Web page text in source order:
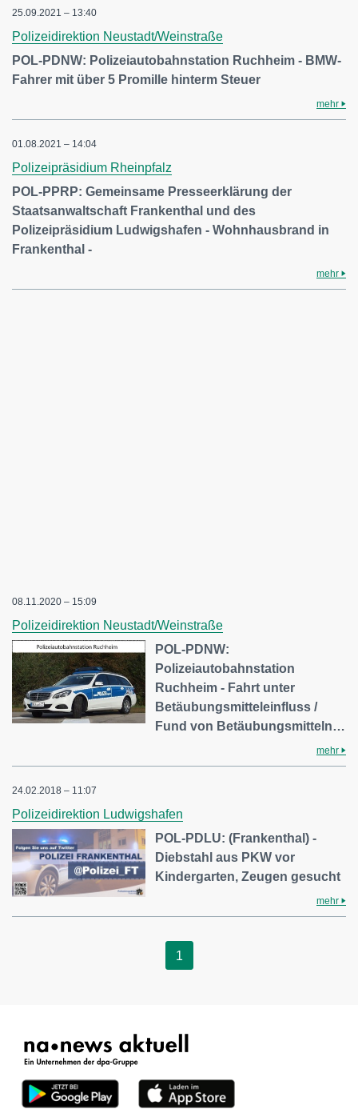
25.09.2021 – 13:40
Polizeidirektion Neustadt/Weinstraße
POL-PDNW: Polizeiautobahnstation Ruchheim - BMW-
Fahrer mit über 5 Promille hinterm Steuer
mehr
01.08.2021 – 14:04
Polizeipräsidium Rheinpfalz
POL-PPRP: Gemeinsame Presseerklärung der
Staatsanwaltschaft Frankenthal und des
Polizeipräsidium Ludwigshafen - Wohnhausbrand in
Frankenthal -
mehr
08.11.2020 – 15:09
Polizeidirektion Neustadt/Weinstraße
POL-PDNW:
Polizeiautobahnstation
Ruchheim - Fahrt unter
Betäubungsmitteleinfluss /
Fund von Betäubungsmitteln…
mehr
24.02.2018 – 11:07
Polizeidirektion Ludwigshafen
POL-PDLU: (Frankenthal) -
Diebstahl aus PKW vor
Kindergarten, Zeugen gesucht
mehr
1